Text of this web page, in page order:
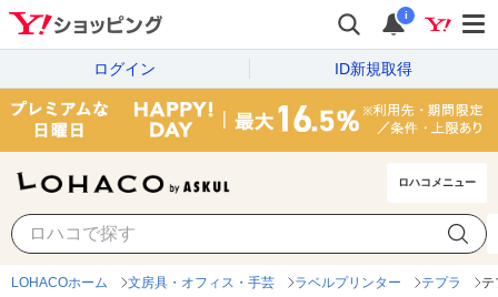
i
ログイン ID新規取得
ロハコメニュー
テプラテープ（透明） 対象商
LOHACOホーム 文房具・オフィス・手芸 ラベルプリンター テプラ テ